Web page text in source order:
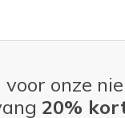
voor onze
20%